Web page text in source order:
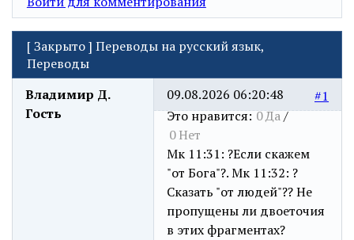
[Закрыто] Переводы на русский язык,
Переводы
Владимир Д.
Гость
#1
Это нравится: 0Да/
0Нет
09.08.2026 06:20:48
Мк 11:31: ?Если скажем
"от Бога"?. Мк 11:32: ?
Сказать "от людей"?? Не
пропущены ли двоеточия
в этих фрагментах?